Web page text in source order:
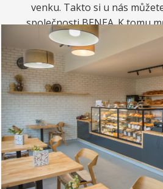
venku. Takto si u nás
společnosti BENEA. K tomu
kávou. Nebo si raději